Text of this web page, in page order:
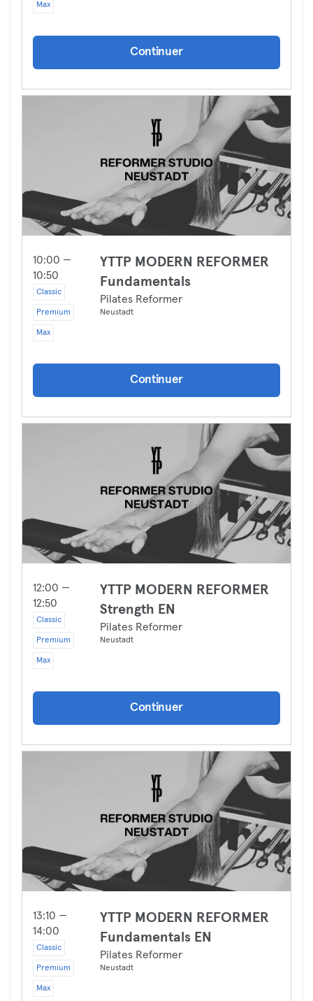
Max
Continuer
10:00 —
10:50
Classic
Premium
Max
YTTP MODERN REFORMER
Fundamentals
Pilates Reformer
Neustadt
Continuer
12:00 —
12:50
Classic
Premium
Max
YTTP MODERN REFORMER
Strength EN
Pilates Reformer
Neustadt
Continuer
13:10 —
14:00
Classic
Premium
Max
YTTP MODERN REFORMER
Fundamentals EN
Pilates Reformer
Neustadt